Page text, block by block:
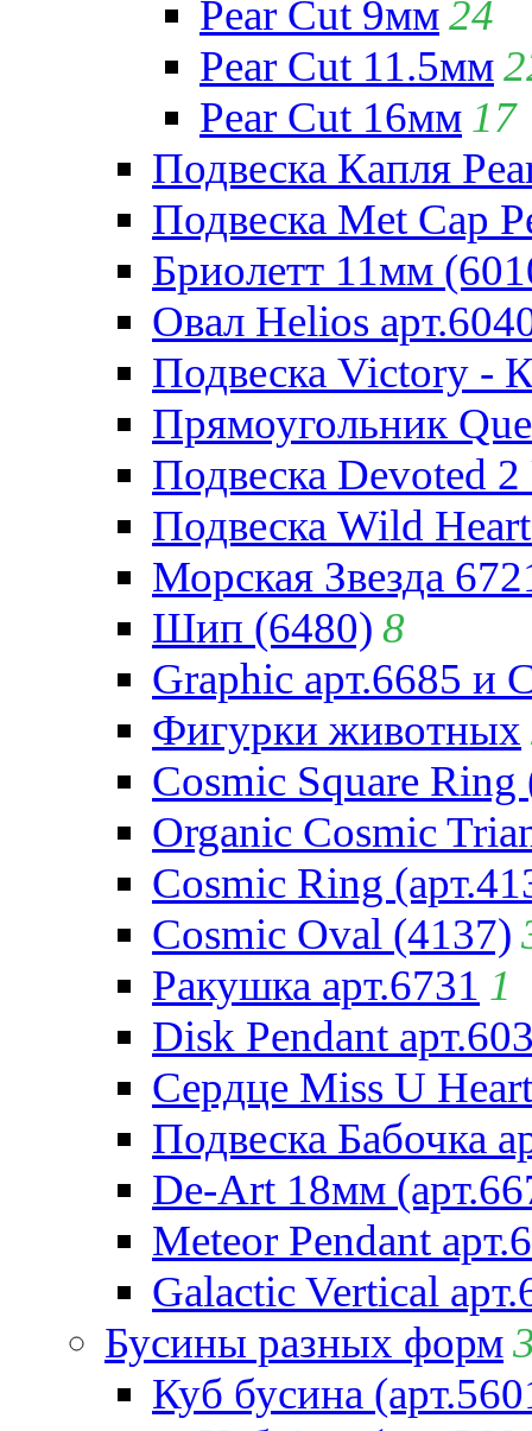
Pear Cut 9мм24
Pear Cut 11.5мм
Pear Cut 16мм 17
Подвеска Капля
Подвеска Met Cap
Бриолетт 11мм
Овал Helios
Подвеска Victory -
Прямоугольник
Подвеска Devoted
Подвеска Wild
Морская Звезда
Шип (6480) 8
Graphic арт.6685 и
Фигурки животных
Cosmic Square Ring
Organic Cosmic
Cosmic Ring
Cosmic Oval (4137)
Ракушка арт.6731 1
Disk Pendant
Сердце Miss U
Подвеска Бабочка
De-Art 18мм
Meteor Pendant
Galactic Vertical
Бусины разных форм
Куб бусина